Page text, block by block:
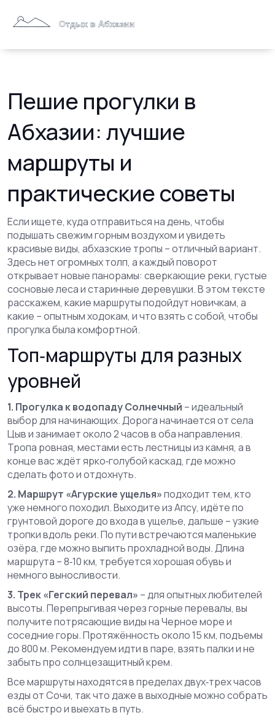
Пешие прогулки в
Абхазии: лучшие
маршруты и
практические советы
Если ищете, куда отправиться на день, чтобы
подышать свежим горным воздухом и увидеть
красивые виды, абхазские тропы – отличный вариант.
Здесь нет огромных толп, а каждый поворот
открывает новые панорамы: сверкающие реки, густые
сосновые леса и старинные деревушки. В этом тексте
расскажем, какие маршруты подойдут новичкам, а
какие – опытным ходокам, и что взять с собой, чтобы
прогулка была комфортной.
Топ‑маршруты для разных
уровней
1. Прогулка к водопаду Солнечный – идеальный
выбор для начинающих. Дорога начинается от села
Цыв и занимает около 2 часов в оба направления.
Тропа ровная, местами есть лестницы из камня, а в
конце вас ждёт ярко‑голубой каскад, где можно
сделать фото и отдохнуть.
2. Маршрут «Агурские ущелья»подходит тем, кто
уже немного походил. Выходите из Апсу, идёте по
грунтовой дороге до входа в ущелье, дальше – узкие
тропки вдоль реки. По пути встречаются маленькие
озёра, где можно выпить прохладной воды. Длина
маршрута – 8‑10 км, требуется хорошая обувь и
немного выносливости.
3. Трек «Гегский перевал» – для опытных любителей
высоты. Перепрыгивая через горные перевалы, вы
получите потрясающие виды на Черное море и
соседние горы. Протяжённость около 15 км, подъемы
до 800 м. Рекомендуем идти в паре, взять палки и не
забыть про солнцезащитный крем.
Все маршруты находятся в пределах двух‑трех часов
езды от Сочи, так что даже в выходные можно собрать
всё быстро и выехать в путь.